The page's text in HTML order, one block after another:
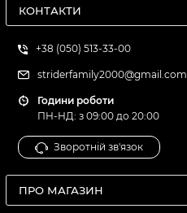
КОНТАКТИ
+38 (050) 513-33-00
striderfamily2000@gmail.com
Години роботи
ПН-НД: з 09:00 до 20:00
Зворотній зв'язок
ПРО МАГАЗИН